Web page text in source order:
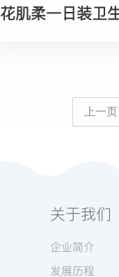
花肌柔一日装卫
上一页
关于我们
企业简介
发展历程